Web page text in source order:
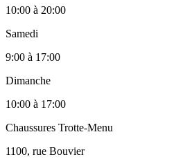
10:00 à 20:00
Samedi
9:00 à 17:00
Dimanche
10:00 à 17:00
Chaussures Trotte-Menu
1100, rue Bouvier